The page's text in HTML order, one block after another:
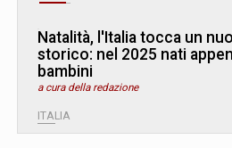
Natalità, l'Italia tocca un
storico: nel 2025 nati
bambini
a cura della redazione
ITALIA